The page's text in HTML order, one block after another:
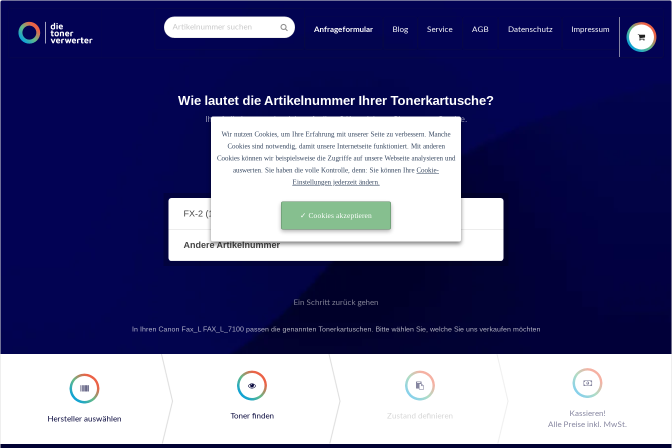
Global Search
Anfrageformular
Blog Service AGB Datenschutz Impressum
Wie lautet die Artikelnummer Ihrer Tonerkartusche?
Ihre Artikelnummer ist nicht aufgelistet? Kontaktieren Sie unseren Service.
FX-2 (1556A003 schwarz)
Andere Artikelnummer
Ein Schritt zurück gehen
In Ihren Canon Fax_L FAX_L_7100 passen die genannten Tonerkartuschen. Bitte wählen Sie, welche Sie uns verkaufen möchten
Hersteller auswählen
second step
Toner finden
third step
Zustand definieren
Kassieren!
Alle Preise inkl. MwSt.
Wir nutzen Cookies, um Ihre Erfahrung mit unserer Seite zu verbessern. Manche
Cookies sind notwendig, damit unsere Internetseite funktioniert. Mit anderen
Cookies können wir beispielsweise die Zugriffe auf unsere Webseite analysieren und
auswerten. Sie haben die volle Kontrolle, denn: Sie können Ihre Cookie-
Einstellungen jederzeit ändern.
✓ Cookies akzeptieren